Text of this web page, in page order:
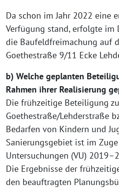
Da schon im Jahr 2022 eine
Verfügung stand, erfolgte im
die Baufeldfreimachung auf
Goethestraße 9/11 Ecke
b) Welche geplanten
Rahmen ihrer Realisierung
Die frühzeitige Beteiligung
Goethestraße/Lehderstraße
Bedarfen von Kindern und
Sanierungsgebiet ist im
Untersuchungen (VU)
Die Ergebnisse der
den beauftragten